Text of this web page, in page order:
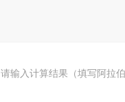
请输入计算结果（填写阿拉